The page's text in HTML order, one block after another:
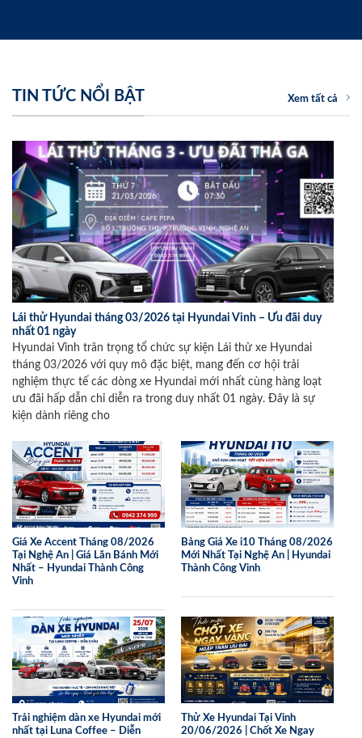
TIN TỨC NỔI BẬT Xem tất cả
Lái thử Hyundai tháng 03/2026 tại Hyundai Vinh – Ưu đãi duy
nhất 01 ngày
Hyundai Vinh trân trọng tổ chức sự kiện Lái thử xe Hyundai
tháng 03/2026 với quy mô đặc biệt, mang đến cơ hội trải
nghiệm thực tế các dòng xe Hyundai mới nhất cùng hàng loạt
ưu đãi hấp dẫn chỉ diễn ra trong duy nhất 01 ngày. Đây là sự
kiện dành riêng cho
Giá Xe Accent Tháng 08/2026
Tại Nghệ An | Giá Lăn Bánh Mới
Nhất – Hyundai Thành Công
Vinh
Bảng Giá Xe i10 Tháng 08/2026
Mới Nhất Tại Nghệ An | Hyundai
Thành Công Vinh
Trải nghiệm dàn xe Hyundai mới
nhất tại Luna Coffee – Diễn
Thử Xe Hyundai Tại Vinh
20/06/2026 | Chốt Xe Ngay